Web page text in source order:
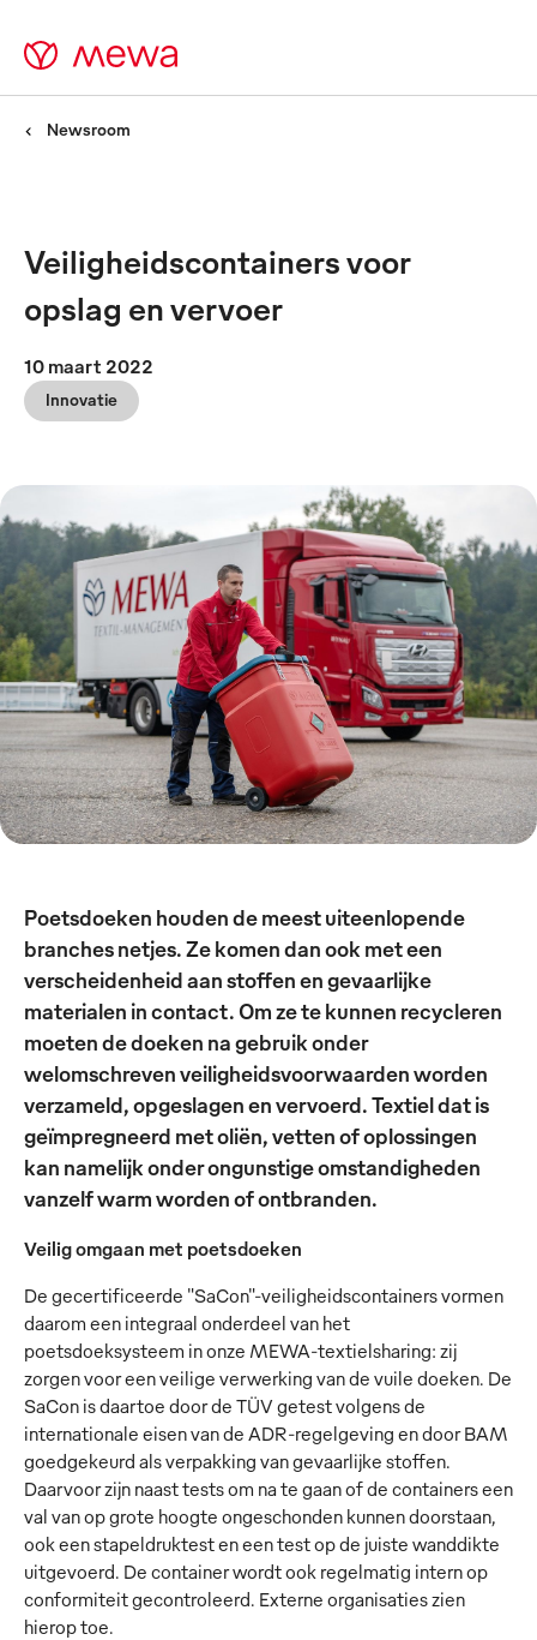
Newsroom
Veiligheidscontainers voor
opslag en vervoer
10 maart 2022
Innovatie
Poetsdoeken houden de meest uiteenlopende
branches netjes. Ze komen dan ook met een
verscheidenheid aan stoffen en gevaarlijke
materialen in contact. Om ze te kunnen recycleren
moeten de doeken na gebruik onder
welomschreven veiligheidsvoorwaarden worden
verzameld, opgeslagen en vervoerd. Textiel dat is
geïmpregneerd met oliën, vetten of oplossingen
kan namelijk onder ongunstige omstandigheden
vanzelf warm worden of ontbranden.
Veilig omgaan met poetsdoeken
De gecertificeerde "SaCon"-veiligheidscontainers vormen
daarom een integraal onderdeel van het
poetsdoeksysteem in onze MEWA-textielsharing: zij
zorgen voor een veilige verwerking van de vuile doeken. De
SaCon is daartoe door de TÜV getest volgens de
internationale eisen van de ADR-regelgeving en door BAM
goedgekeurd als verpakking van gevaarlijke stoffen.
Daarvoor zijn naast tests om na te gaan of de containers een
val van op grote hoogte ongeschonden kunnen doorstaan,
ook een stapeldruktest en een test op de juiste wanddikte
uitgevoerd. De container wordt ook regelmatig intern op
conformiteit gecontroleerd. Externe organisaties zien
hierop toe.